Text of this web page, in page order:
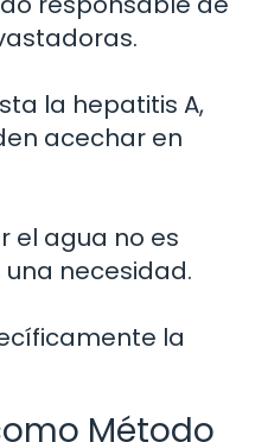
la hepatitis A,
acechar en
el agua no es
una necesidad.
la
Método